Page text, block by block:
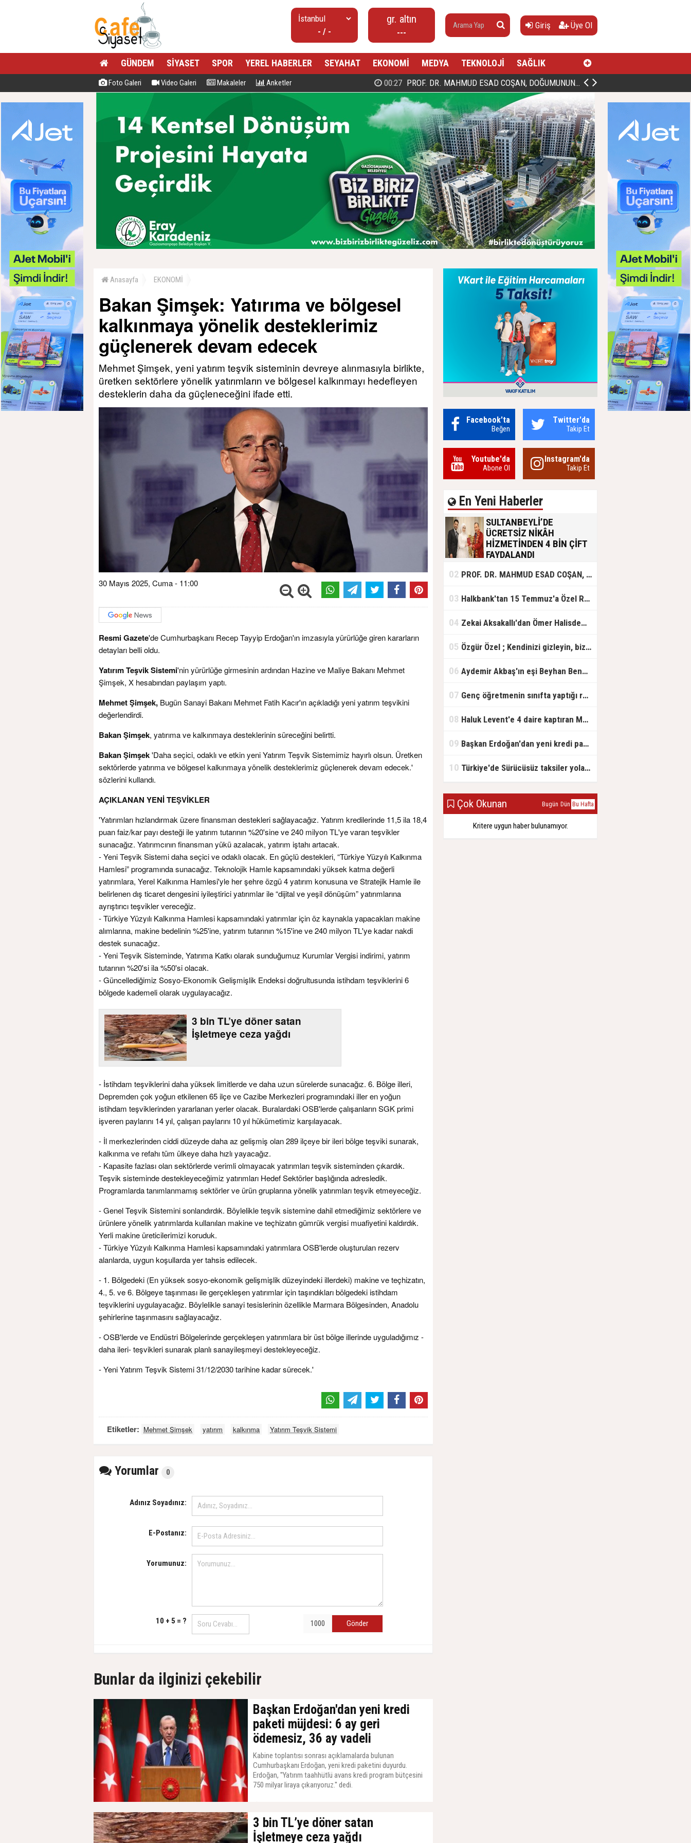
- / -
gr. altın
---
Giriş Üye Ol
GÜNDEM SİYASET SPOR YEREL HABERLER SEYAHAT EKONOMİ MEDYA TEKNOLOJİ SAĞLIK
Foto Galeri Video Galeri Makaleler Anketler 00:27 PROF. DR. MAHMUD ESAD COŞAN, DOĞUMUNUN HİCRÎ 91. YILINDA ELAZIĞ'DA YÂD EDİLECEK
Anasayfa EKONOMİ
Bakan Şimşek: Yatırıma ve bölgesel
kalkınmaya yönelik desteklerimiz
güçlenerek devam edecek
Mehmet Şimşek, yeni yatırım teşvik sisteminin devreye alınmasıyla birlikte,
üretken sektörlere yönelik yatırımların ve bölgesel kalkınmayı hedefleyen
desteklerin daha da güçleneceğini ifade etti.
30 Mayıs 2025, Cuma - 11:00
Resmi Gazete'de Cumhurbaşkanı Recep Tayyip Erdoğan'ın imzasıyla yürürlüğe giren kararların
detayları belli oldu.
Yatırım Teşvik Sistemi'nin yürürlüğe girmesinin ardından Hazine ve Maliye Bakanı Mehmet
Şimşek, X hesabından paylaşım yaptı.
Mehmet Şimşek, Bugün Sanayi Bakanı Mehmet Fatih Kacır'ın açıkladığı yeni yatırım teşvikini
değerlendirdi.
Bakan Şimşek, yatırıma ve kalkınmaya desteklerinin süreceğini belirtti.
Bakan Şimşek'Daha seçici, odaklı ve etkin yeni Yatırım Teşvik Sistemimiz hayırlı olsun. Üretken
sektörlerde yatırıma ve bölgesel kalkınmaya yönelik desteklerimiz güçlenerek devam edecek.'
sözlerini kullandı.
AÇIKLANAN YENİ TEŞVİKLER
'Yatırımları hızlandırmak üzere finansman destekleri sağlayacağız. Yatırım kredilerinde 11,5 ila 18,4
puan faiz/kar payı desteği ile yatırım tutarının %20'sine ve 240 milyon TL'ye varan teşvikler
sunacağız. Yatırımcının finansman yükü azalacak, yatırım iştahı artacak.
- Yeni Teşvik Sistemi daha seçici ve odaklı olacak. En güçlü destekleri, “Türkiye Yüzyılı Kalkınma
Hamlesi” programında sunacağız. Teknolojik Hamle kapsamındaki yüksek katma değerli
yatırımlara, Yerel Kalkınma Hamlesi'yle her şehre özgü 4 yatırım konusuna ve Stratejik Hamle ile
belirlenen dış ticaret dengesini iyileştirici yatırımlar ile “dijital ve yeşil dönüşüm” yatırımlarına
ayrıştırıcı teşvikler vereceğiz.
- Türkiye Yüzyılı Kalkınma Hamlesi kapsamındaki yatırımlar için öz kaynakla yapacakları makine
alımlarına, makine bedelinin %25'ine, yatırım tutarının %15'ine ve 240 milyon TL'ye kadar nakdi
destek sunacağız.
- Yeni Teşvik Sisteminde, Yatırıma Katkı olarak sunduğumuz Kurumlar Vergisi indirimi, yatırım
tutarının %20'si ila %50'si olacak.
- Güncellediğimiz Sosyo-Ekonomik Gelişmişlik Endeksi doğrultusunda istihdam teşviklerini 6
bölgede kademeli olarak uygulayacağız.
3 bin TL’ye döner satan
İşletmeye ceza yağdı
- İstihdam teşviklerini daha yüksek limitlerde ve daha uzun sürelerde sunacağız. 6. Bölge illeri,
Depremden çok yoğun etkilenen 65 ilçe ve Cazibe Merkezleri programındaki iller en yoğun
istihdam teşviklerinden yararlanan yerler olacak. Buralardaki OSB'lerde çalışanların SGK primi
işveren paylarını 14 yıl, çalışan paylarını 10 yıl hükümetimiz karşılayacak.
- İl merkezlerinden ciddi düzeyde daha az gelişmiş olan 289 ilçeye bir ileri bölge teşviki sunarak,
kalkınma ve refahı tüm ülkeye daha hızlı yayacağız.
- Kapasite fazlası olan sektörlerde verimli olmayacak yatırımları teşvik sisteminden çıkardık.
Teşvik sisteminde destekleyeceğimiz yatırımları Hedef Sektörler başlığında adresledik.
Programlarda tanımlanmamış sektörler ve ürün gruplarına yönelik yatırımları teşvik etmeyeceğiz.
- Genel Teşvik Sistemini sonlandırdık. Böylelikle teşvik sistemine dahil etmediğimiz sektörlere ve
ürünlere yönelik yatırımlarda kullanılan makine ve teçhizatın gümrük vergisi muafiyetini kaldırdık.
Yerli makine üreticilerimizi koruduk.
- Türkiye Yüzyılı Kalkınma Hamlesi kapsamındaki yatırımlara OSB'lerde oluşturulan rezerv
alanlarda, uygun koşullarda yer tahsis edilecek.
- 1. Bölgedeki (En yüksek sosyo-ekonomik gelişmişlik düzeyindeki illerdeki) makine ve teçhizatın,
4., 5. ve 6. Bölgeye taşınması ile gerçekleşen yatırımlar için taşındıkları bölgedeki istihdam
teşviklerini uygulayacağız. Böylelikle sanayi tesislerinin özellikle Marmara Bölgesinden, Anadolu
şehirlerine taşınmasını sağlayacağız.
- OSB'lerde ve Endüstri Bölgelerinde gerçekleşen yatırımlara bir üst bölge illerinde uyguladığımız -
daha ileri- teşvikleri sunarak planlı sanayileşmeyi destekleyeceğiz.
- Yeni Yatırım Teşvik Sistemi 31/12/2030 tarihine kadar sürecek.'
Etiketler: Mehmet Şimşek yatırım kalkınma Yatırım Teşvik Sistemi
Yorumlar 0
Adınız Soyadınız:
E-Postanız:
Yorumunuz:
10 + 5 = ? Gönder
Bunlar da ilginizi çekebilir
Başkan Erdoğan'dan yeni kredi
paketi müjdesi: 6 ay geri
ödemesiz, 36 ay vadeli
Kabine toplantısı sonrası açıklamalarda bulunan
Cumhurbaşkanı Erdoğan, yeni kredi paketini duyurdu.
Erdoğan, ''Yatırım taahhütlü avans kredi program bütçesini
750 milyar liraya çıkarıyoruz.'' dedi.
3 bin TL’ye döner satan
İşletmeye ceza yağdı
Facebook'ta
Beğen
Twitter'da
Takip Et
Youtube'da
Abone Ol
Instagram'da
Takip Et
En Yeni Haberler
SULTANBEYLİ’DE
ÜCRETSİZ NİKÂH
HİZMETİNDEN 4 BİN ÇİFT
FAYDALANDI
olan gençlere destek amacıyla
başlattığı ücretsiz nikâh hizmetini
başlattıklarını belirten Sultanbeyli
ücretsiz hizmet vermenin
02 PROF. DR. MAHMUD ESAD COŞAN, DOĞUMUNUN HİCRÎ 91. YILINDA ELAZIĞ'DA YÂD EDİLECEK
03 Halkbank'tan 15 Temmuz'a Özel Reklam Filmi: "İrade Bizim, Zafer Bizim"
04 Zekai Aksakallı'dan Ömer Halisdemir'e 'vefa' ziyareti!
05 Özgür Özel ; Kendinizi gizleyin, bizden işaret bekleyin
06 Aydemir Akbaş'ın eşi Beyhan Benek Akbaş hayatını kaybetti
07 Genç öğretmenin sınıfta yaptığı rezil paylaşım
08 Haluk Levent'e 4 daire kaptıran Müteahhit soluğu savcılıkta aldı
09 Başkan Erdoğan'dan yeni kredi paketi müjdesi: 6 ay geri ödemesiz, 36 ay vadeli
10 Türkiye'de Sürücüsüz taksiler yola çıkmaya hazırlanıyor
Çok Okunan Bugün Dün Bu Hafta
Kritere uygun haber bulunamıyor.